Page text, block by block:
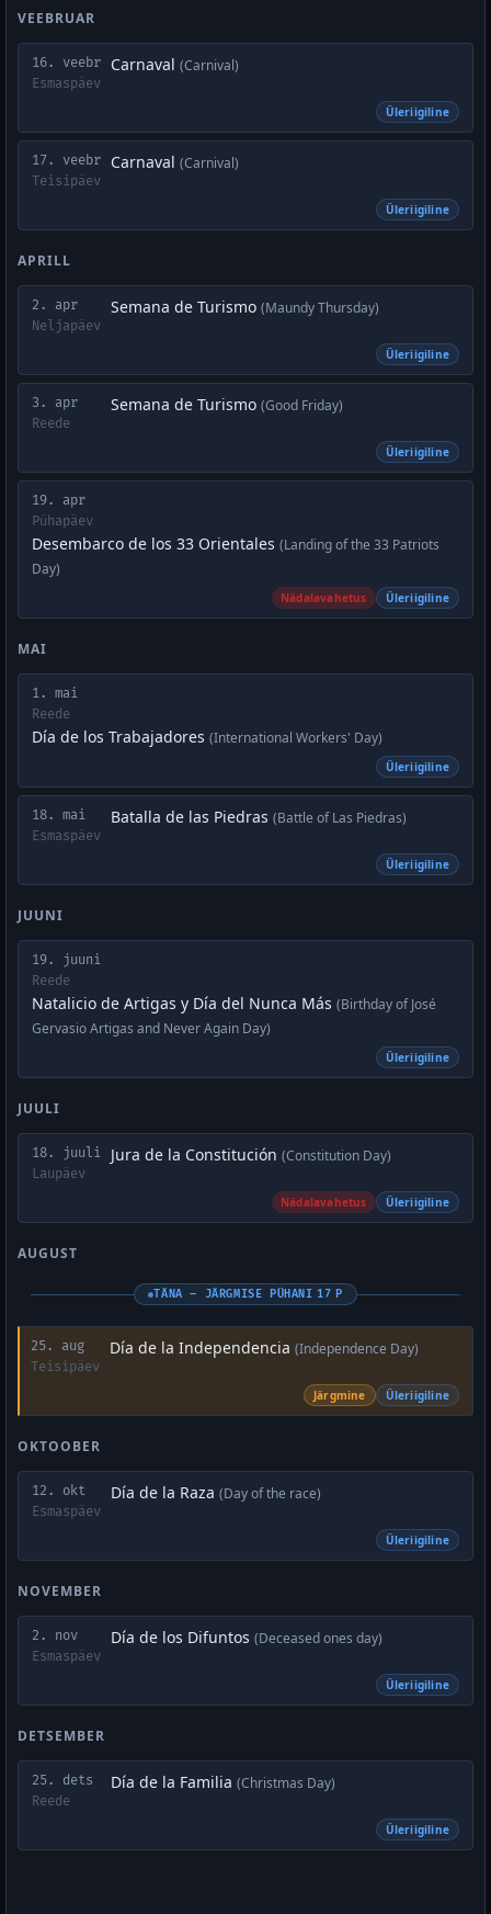
VEEBRUAR
16. veebr
Esmaspäev
Carnaval (Carnival)
Üleriigiline
17. veebr
Teisipäev
Carnaval (Carnival)
Üleriigiline
APRILL
2. apr
Neljapäev
Semana de Turismo (Maundy Thursday)
Üleriigiline
3. apr
Reede
Semana de Turismo (Good Friday)
Üleriigiline
19. apr
Pühapäev
Desembarco de los 33 Orientales (Landing of the 33 Patriots
Day)
Nädalavahetus Üleriigiline
MAI
1. mai
Reede
Día de los Trabajadores (International Workers' Day)
Üleriigiline
18. mai
Esmaspäev
Batalla de las Piedras (Battle of Las Piedras)
Üleriigiline
JUUNI
19. juuni
Reede
Natalicio de Artigas y Día del Nunca Más (Birthday of José
Gervasio Artigas and Never Again Day)
Üleriigiline
JUULI
18. juuli
Laupäev
Jura de la Constitución (Constitution Day)
Nädalavahetus Üleriigiline
AUGUST
TÄNA – JÄRGMISE PÜHANI 17 P
25. aug
Teisipäev
Día de la Independencia (Independence Day)
Järgmine Üleriigiline
OKTOOBER
12. okt
Esmaspäev
Día de la Raza (Day of the race)
Üleriigiline
NOVEMBER
2. nov
Esmaspäev
Día de los Difuntos (Deceased ones day)
Üleriigiline
DETSEMBER
25. dets
Reede
Día de la Familia (Christmas Day)
Üleriigiline